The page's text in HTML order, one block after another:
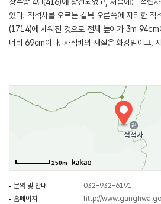
있다. 적석사를 오르는 길목 오른쪽에 자리한 적
(1714)에 세워진 것으로 전체 높이가 3m 94cm
너비 69cm이다. 사적비의 재질은 화강암이고,
있으며 비신의 상부에 ‘고려산적석 사지(高麗山
대항하여 강화에 도읍을 옮겨 올 때 임금의 거처
250m
문의 및 안내
032-932-6191
홈페이지
http://